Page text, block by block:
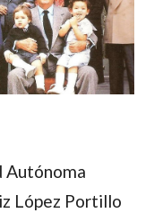
Autónoma
López Portillo